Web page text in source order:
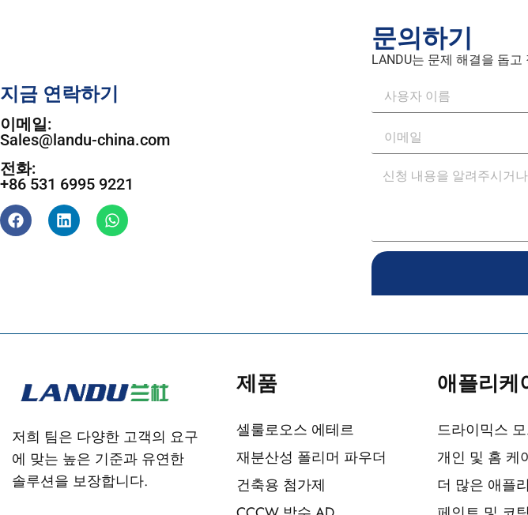
지금 연락하기
이메일:
Sales@landu-china.com
전화:
+86 531 6995 9221
문의하기
LANDU는 문제 해결을 돕
저희 팀은 다양한 고객의 요구
에 맞는 높은 기준과 유연한
솔루션을 보장합니다.
제품
셀룰로오스 에테르
재분산성 폴리머 파우더
건축용 첨가제
애플리케
드라이믹스
개인 및 홈 케
더 많은 애플